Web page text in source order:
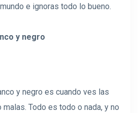
e ignoras todo lo bueno.
y negro
y negro es cuando ves las
Todo es todo o nada, y no